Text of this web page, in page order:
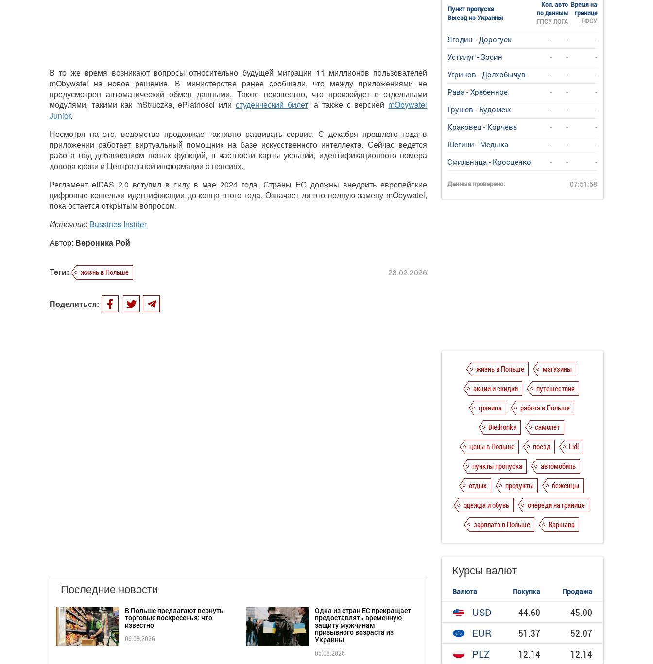
В то же время возникают вопросы относительно будущей миграции 11 миллионов пользователей
mObywatel на новое решение. В министерстве ранее сообщали, что между приложениями не
предусмотрен автоматический обмен данными. Также неизвестно, что произойдет с отдельными
модулями, такими как mStłuczka, ePłatności илистуденческий билет, а также с версией mObywatel
Junior.
Несмотря на это, ведомство продолжает активно развивать сервис. С декабря прошлого года в
приложении работает виртуальный помощник на базе искусственного интеллекта. Сейчас ведется
работа над добавлением новых функций, в частности карты укрытий, идентификационного номера
донора крови и Центральной информации о пенсиях.
Регламент eIDAS 2.0 вступил в силу в мае 2024 года. Страны ЕС должны внедрить европейские
цифровые кошельки идентификации до конца этого года. Означает ли это полную замену mObywatel,
пока остается открытым вопросом.
Источник: Bussines Insider
Автор: Вероника Рой
Теги: жизнь в Польше 23.02.2026
Поделиться:
Последние новости
В Польше предлагают вернуть
торговые воскресенья: что
известно
06.08.2026
Одна из стран ЕС прекращает
предоставлять временную
защиту мужчинам
призывного возраста из
Украины
05.08.2026
Пункт пропуска
Выезд из Украины
Кол. авто
по данным
Время на
границе
ГФСУ
ГПСУ ЛОГА
Ягодин - Дорогуск - -
-
Устилуг - Зосин
- -
-
Угринов - Долхобычув
- -
-
Рава - Хребенное
- -
-
Грушев - Будомеж
- -
-
Краковец - Корчева
- -
-
Шегини - Медыка
- -
-
Смильница - Кросценко
- - -
Данные проверено: 07:51:58
жизнь в Польше
магазины
акции и скидки
путешествия
граница
работа в Польше
Biedronka
самолет
цены в Польше
поезд
Lidl
пункты пропуска
автомобиль
отдых
продукты
беженцы
одежда и обувь
очереди на границе
зарплата в Польше
Варшава
Курсы валют
Валюта Покупка Продажа
USD 44.60
45.00
EUR
51.37
52.07
PLZ
12.14 12.14